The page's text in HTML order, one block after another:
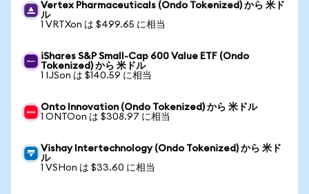
Vertex Pharmaceuticals (Ondo Tokenized) から 米ド
ル
1 VRTXon は $499.65 に相当
iShares S&P Small-Cap 600 Value ETF (Ondo
Tokenized) から 米ドル
1 IJSon は $140.59 に相当
Onto Innovation (Ondo Tokenized) から 米ドル
1 ONTOon は $308.97 に相当
Vishay Intertechnology (Ondo Tokenized) から 米ド
ル
1 VSHon は $33.60 に相当